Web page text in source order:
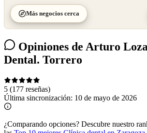
Más negocios cerca
Opiniones de Arturo
Dental. Torrero
5 (177 reseñas)
Última sincronización: 10 de mayo de 2026
¿Comparando opciones? Descubre nuestro